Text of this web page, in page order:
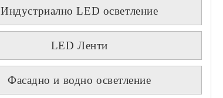
Индустриално LED осветление
LED Ленти
Фасадно и водно осветление